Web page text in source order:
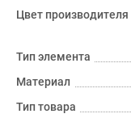
Цвет производителя
Тип элемента
Материал
Тип товара